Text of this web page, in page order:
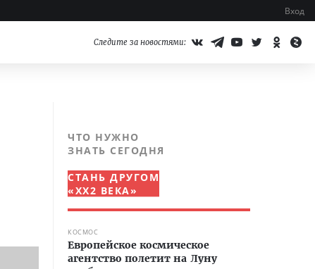
Вход
Следите за новостями:
ЧТО НУЖНО
ЗНАТЬ СЕГОДНЯ
СТАНЬ ДРУГОМ
«XX2 ВЕКА»
КОСМОС
Европейское космическое
агентство полетит на Луну